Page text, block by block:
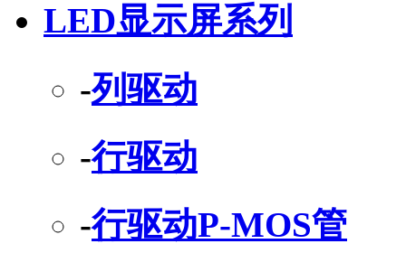
LED显示屏系列
-列驱动
-行驱动
-行驱动P-MOS管